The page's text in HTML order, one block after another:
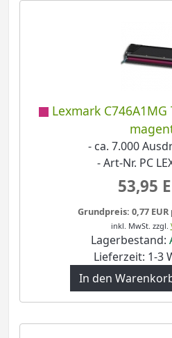
Lexmark
- ca. 7.000
- Art-Nr. PC
53,95
Grundpreis: 0,77
inkl. MwSt. zzgl.
Lagerbestand:
Lieferzeit: 1-3
In den